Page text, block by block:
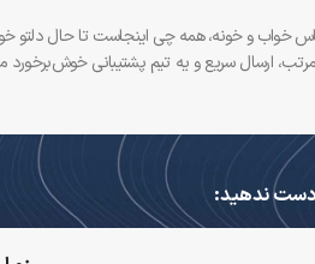
خواب و خونه، همه چی اینجاست تا حال
ارسال سریع و یه تیم پشتیبانی
دست ندهید: